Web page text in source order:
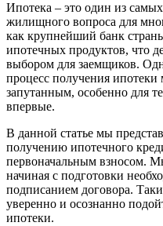
Ипотека – это один из
жилищного вопроса для
как крупнейший банк
ипотечных продуктов, что
выбором для заемщиков.
процесс получения
запутанным, особенно для
впервые.
В данной статье мы
получению ипотечного
первоначальным взносом.
начиная с подготовки
подписанием договора.
уверенно и осознанно
ипотеки.